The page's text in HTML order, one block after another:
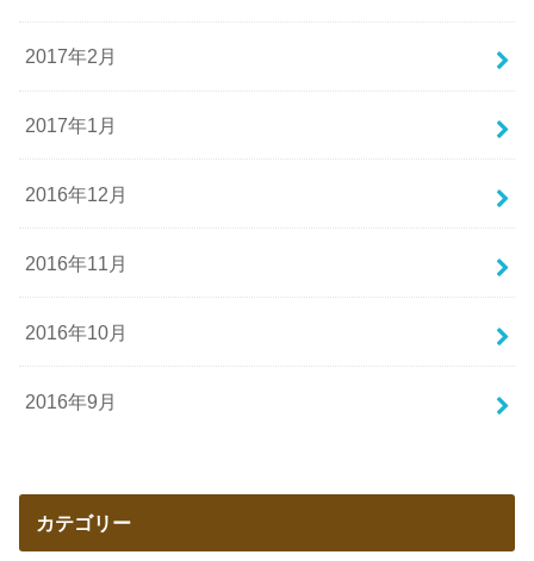
2017年2月
2017年1月
2016年12月
2016年11月
2016年10月
2016年9月
カテゴリー